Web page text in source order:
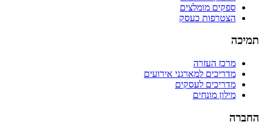
ספקים מומלצים
הצטרפות כעסק
תמיכה
מרכז העזרה
מדריכים למארגני אירועים
מדריכים לעסקים
מילון מונחים
החברה